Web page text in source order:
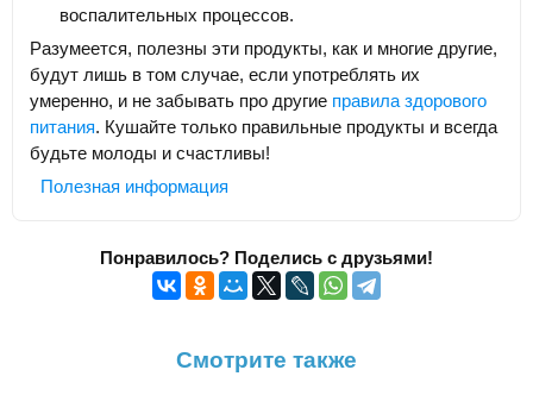
воспалительных процессов.
Разумеется, полезны эти продукты, как и многие другие,
будут лишь в том случае, если употреблять их
умеренно, и не забывать про другие правила здорового
питания. Кушайте только правильные продукты и всегда
будьте молоды и счастливы!
Полезная информация
Понравилось? Поделись с друзьями!
Смотрите также